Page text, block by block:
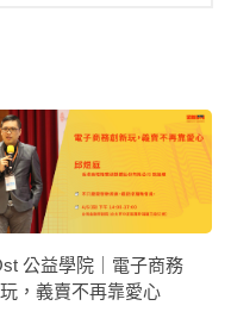
公益學院｜電子商務
，義賣不再靠愛心